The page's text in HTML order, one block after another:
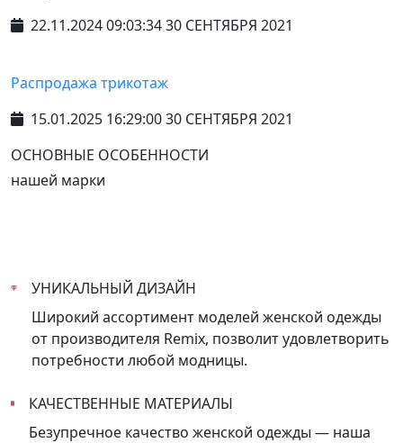
22.11.2024 09:03:34 30 СЕНТЯБРЯ 2021
Распродажа трикотаж
15.01.2025 16:29:00 30 СЕНТЯБРЯ 2021
ОСНОВНЫЕ ОСОБЕННОСТИ
нашей марки
УНИКАЛЬНЫЙ ДИЗАЙН
Широкий ассортимент моделей женской одежды
от производителя Remix, позволит удовлетворить
потребности любой модницы.
КАЧЕСТВЕННЫЕ МАТЕРИАЛЫ
Безупречное качество женской одежды — наша